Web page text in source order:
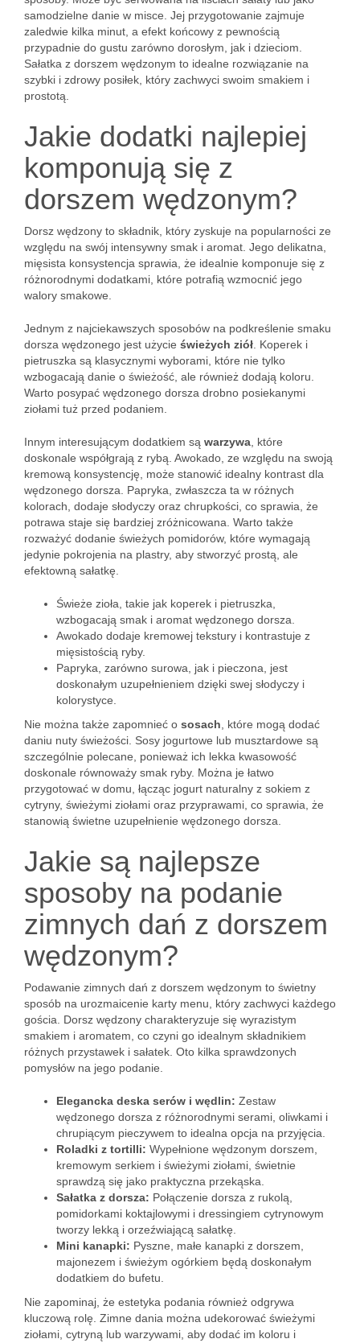
samodzielne danie w misce. Jej przygotowanie zajmuje
zaledwie kilka minut, a efekt końcowy z pewnością
przypadnie do gustu zarówno dorosłym, jak i dzieciom.
Sałatka z dorszem wędzonym to idealne rozwiązanie na
szybki i zdrowy posiłek, który zachwyci swoim smakiem i
prostotą.
Jakie dodatki najlepiej
komponują się z
dorszem wędzonym?
Dorsz wędzony to składnik, który zyskuje na popularności ze
względu na swój intensywny smak i aromat. Jego delikatna,
mięsista konsystencja sprawia, że idealnie komponuje się z
różnorodnymi dodatkami, które potrafią wzmocnić jego
walory smakowe.
Jednym z najciekawszych sposobów na podkreślenie smaku
dorsza wędzonego jest użycie świeżych ziół . Koperek i
pietruszka są klasycznymi wyborami, które nie tylko
wzbogacają danie o świeżość, ale również dodają koloru.
Warto posypać wędzonego dorsza drobno posiekanymi
ziołami tuż przed podaniem.
Innym interesującym dodatkiem są warzywa , które
doskonale współgrają z rybą. Awokado, ze względu na swoją
kremową konsystencję, może stanowić idealny kontrast dla
wędzonego dorsza. Papryka, zwłaszcza ta w różnych
kolorach, dodaje słodyczy oraz chrupkości, co sprawia, że
potrawa staje się bardziej zróżnicowana. Warto także
rozważyć dodanie świeżych pomidorów, które wymagają
jedynie pokrojenia na plastry, aby stworzyć prostą, ale
efektowną sałatkę.
Świeże zioła, takie jak koperek i pietruszka,
wzbogacają smak i aromat wędzonego dorsza.
Awokado dodaje kremowej tekstury i kontrastuje z
mięsistością ryby.
Papryka, zarówno surowa, jak i pieczona, jest
doskonałym uzupełnieniem dzięki swej słodyczy i
kolorystyce.
Nie można także zapomnieć o sosach , które mogą dodać
daniu nuty świeżości. Sosy jogurtowe lub musztardowe są
szczególnie polecane, ponieważ ich lekka kwasowość
doskonale równoważy smak ryby. Można je łatwo
przygotować w domu, łącząc jogurt naturalny z sokiem z
cytryny, świeżymi ziołami oraz przyprawami, co sprawia, że
stanowią świetne uzupełnienie wędzonego dorsza.
Jakie są najlepsze
sposoby na podanie
zimnych dań z dorszem
wędzonym?
Podawanie zimnych dań z dorszem wędzonym to świetny
sposób na urozmaicenie karty menu, który zachwyci każdego
gościa. Dorsz wędzony charakteryzuje się wyrazistym
smakiem i aromatem, co czyni go idealnym składnikiem
różnych przystawek i sałatek. Oto kilka sprawdzonych
pomysłów na jego podanie.
Elegancka deska serów i wędlin: Zestaw
wędzonego dorsza z różnorodnymi serami, oliwkami i
chrupiącym pieczywem to idealna opcja na przyjęcia.
Roladki z tortilli: Wypełnione wędzonym dorszem,
kremowym serkiem i świeżymi ziołami, świetnie
sprawdzą się jako praktyczna przekąska.
Sałatka z dorsza: Połączenie dorsza z rukolą,
pomidorkami koktajlowymi i dressingiem cytrynowym
tworzy lekką i orzeźwiającą sałatkę.
Mini kanapki: Pyszne, małe kanapki z dorszem,
majonezem i świeżym ogórkiem będą doskonałym
dodatkiem do bufetu.
Nie zapominaj, że estetyka podania również odgrywa
kluczową rolę. Zimne dania można udekorować świeżymi
ziołami, cytryną lub warzywami, aby dodać im koloru i